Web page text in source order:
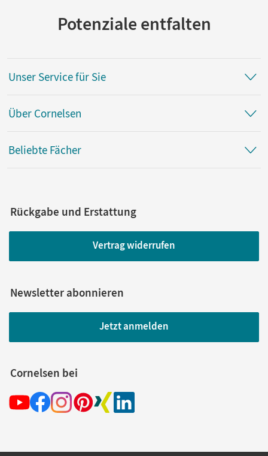
Potenziale entfalten
Unser Service für Sie
Über Cornelsen
Beliebte Fächer
Rückgabe und Erstattung
Vertrag widerrufen
Newsletter abonnieren
Jetzt anmelden
Cornelsen bei